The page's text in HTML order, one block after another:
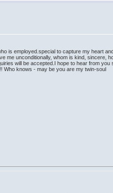
is employed.special to capture my heart
me unconditionally, whom is kind, sincere,
will be accepted.I hope to hear from you
Who knows - may be you are my twin-soul